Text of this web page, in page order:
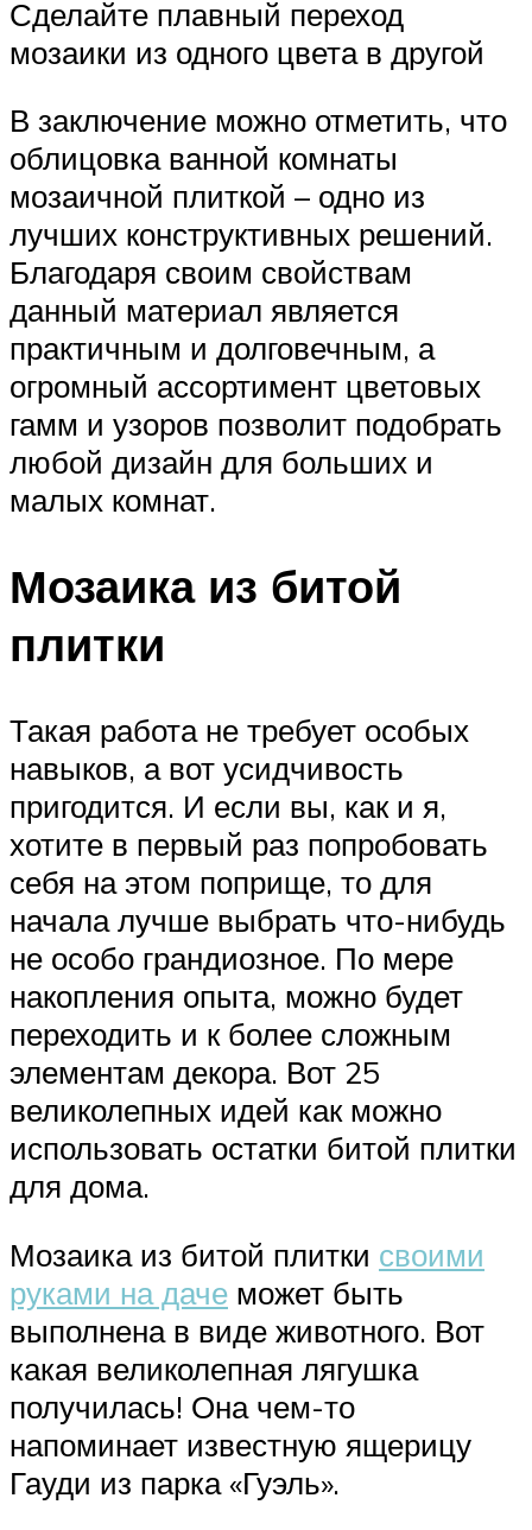
Сделайте плавный переход
мозаики из одного цвета в другой
В заключение можно отметить, что
облицовка ванной комнаты
мозаичной плиткой – одно из
лучших конструктивных решений.
Благодаря своим свойствам
данный материал является
практичным и долговечным, а
огромный ассортимент цветовых
гамм и узоров позволит подобрать
любой дизайн для больших и
малых комнат.
Мозаика из битой
плитки
Такая работа не требует особых
навыков, а вот усидчивость
пригодится. И если вы, как и я,
хотите в первый раз попробовать
себя на этом поприще, то для
начала лучше выбрать что-нибудь
не особо грандиозное. По мере
накопления опыта, можно будет
переходить и к более сложным
элементам декора. Вот 25
великолепных идей как можно
использовать остатки битой плитки
для дома.
Мозаика из битой плитки своими
руками на даче может быть
выполнена в виде животного. Вот
какая великолепная лягушка
получилась! Она чем-то
напоминает известную ящерицу
Гауди из парка «Гуэль».